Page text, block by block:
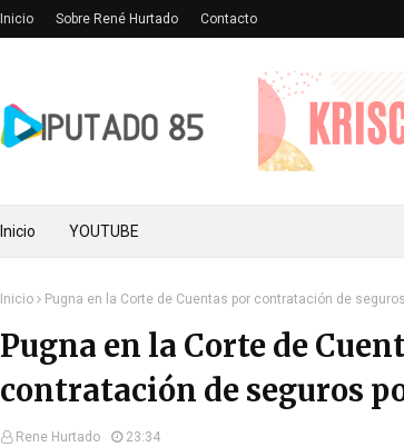
Inicio Sobre René Hurtado Contacto
Inicio YOUTUBE
Inicio Pugna en la Corte de Cuentas por contratación de
Pugna en la Corte de
contratación de seguros
Rene Hurtado 23:34